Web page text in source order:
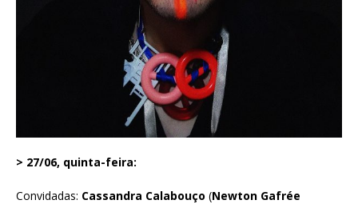
> 27/06, quinta-feira:
Convidadas: Cassandra Calabouço (Newton Gafrée